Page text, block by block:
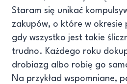
Staram się unikać
zakupów, o które w okresie
gdy wszystko jest takie
trudno. Każdego roku
drobiazg albo robię go
Na przykład wspomniane,